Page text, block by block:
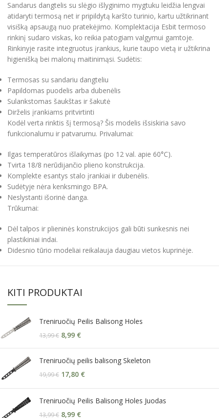
Sandarus dangtelis su slėgio išlyginimo mygtuku leidžia lengvai
atidaryti termosą net ir pripildytą karšto turinio, kartu užtikrinant
visišką apsaugą nuo pratekėjimo. Komplektacija Esbit termoso
rinkinį sudaro viskas, ko reikia patogiam valgymui gamtoje.
Rinkinyje rasite integruotus įrankius, kurie taupo vietą ir užtikrina
higienišką bei malonų maitinimąsi. Sudėtis:
Termosas su sandariu dangteliu
Papildomas puodelis arba dubenėlis
Sulankstomas šaukštas ir šakutė
Dirželis įrankiams pritvirtinti
Kodėl verta rinktis šį termosą? Šis modelis išsiskiria savo
funkcionalumu ir patvarumu. Privalumai:
Ilgas temperatūros išlaikymas (po 12 val. apie 60°C).
Tvirta 18/8 nerūdijančio plieno konstrukcija.
Komplekte esantys stalo įrankiai ir dubenėlis.
Sudėtyje nėra kenksmingo BPA.
Neslystanti išorinė danga.
Trūkumai:
Dėl talpos ir plieninės konstrukcijos gali būti sunkesnis nei
plastikiniai indai.
Didesnio tūrio modeliai reikalauja daugiau vietos kuprinėje.
KITI PRODUKTAI
Treniruočių Peilis Balisong Holes
13,99€ 8,99 €
Treniruočių peilis balisong Skeleton
19,99€ 17,80 €
Treniruočių Peilis Balisong Holes Juodas
13,99€ 8,99 €